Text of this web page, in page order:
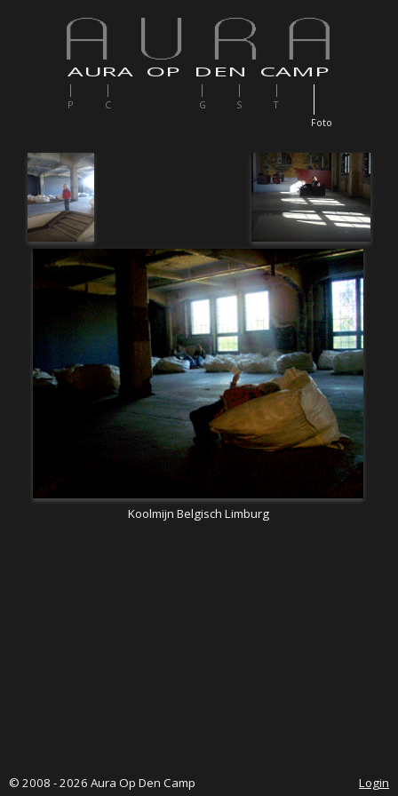
AURA OP DEN CAMP
P C G S
T
Foto
Koolmijn Belgisch Limburg
© 2008 - 2026 Aura Op Den Camp Login